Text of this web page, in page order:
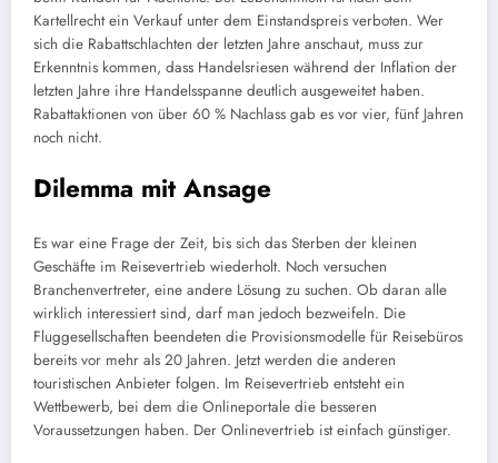
Kartellrecht ein Verkauf unter dem Einstandspreis verboten. Wer
sich die Rabattschlachten der letzten Jahre anschaut, muss zur
Erkenntnis kommen, dass Handelsriesen während der Inflation der
letzten Jahre ihre Handelsspanne deutlich ausgeweitet haben.
Rabattaktionen von über 60 % Nachlass gab es vor vier, fünf Jahren
noch nicht.
Dilemma mit Ansage
Es war eine Frage der Zeit, bis sich das Sterben der kleinen
Geschäfte im Reisevertrieb wiederholt. Noch versuchen
Branchenvertreter, eine andere Lösung zu suchen. Ob daran alle
wirklich interessiert sind, darf man jedoch bezweifeln. Die
Fluggesellschaften beendeten die Provisionsmodelle für Reisebüros
bereits vor mehr als 20 Jahren. Jetzt werden die anderen
touristischen Anbieter folgen. Im Reisevertrieb entsteht ein
Wettbewerb, bei dem die Onlineportale die besseren
Voraussetzungen haben. Der Onlinevertrieb ist einfach günstiger.